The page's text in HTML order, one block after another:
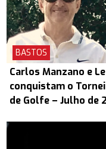
BASTOS
Carlos Manzano e
conquistam o
de Golfe – Julho de